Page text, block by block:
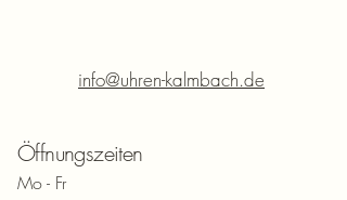
info@uhren-kalmbach.de
Öffnungszeiten
Mo - Fr